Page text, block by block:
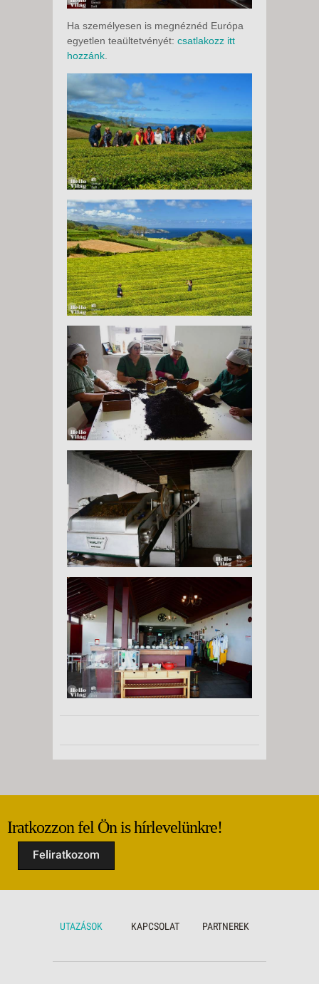
Ha személyesen is megnéznéd Európa
egyetlen teaültetvényét: csatlakozz itt
hozzánk
Iratkozzon fel Ön is hírlevelünkre!
Feliratkozom
UTAZÁSOK KAPCSOLAT PARTNEREK